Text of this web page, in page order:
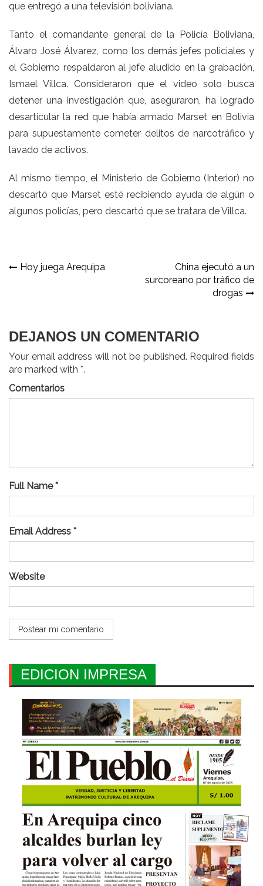
que entregó a una televisión boliviana.
Tanto el comandante general de la Policía Boliviana,
Álvaro José Álvarez, como los demás jefes policiales y
el Gobierno respaldaron al jefe aludido en la grabación,
Ismael Villca. Consideraron que el video solo busca
detener una investigación que, aseguraron, ha logrado
desarticular la red que había armado Marset en Bolivia
para supuestamente cometer delitos de narcotráfico y
lavado de activos.
Al mismo tiempo, el Ministerio de Gobierno (Interior) no
descartó que Marset esté recibiendo ayuda de algún o
algunos policías, pero descartó que se tratara de Villca.
Navegación
Hoy juega Arequipa
China ejecutó a un
surcoreano por tráfico de
drogas
DEJANOS UN COMENTARIO
Your email address will not be published. Required fields
are marked with *.
Comentarios
Full Name *
Email Address *
Website
EDICION IMPRESA